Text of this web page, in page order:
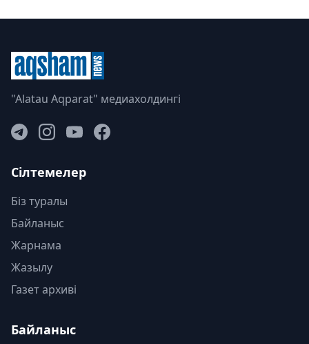
"Alatau Aqparat" медиахолдингі
Сілтемелер
Біз туралы
Байланыс
Жарнама
Жазылу
Газет архиві
Байланыс